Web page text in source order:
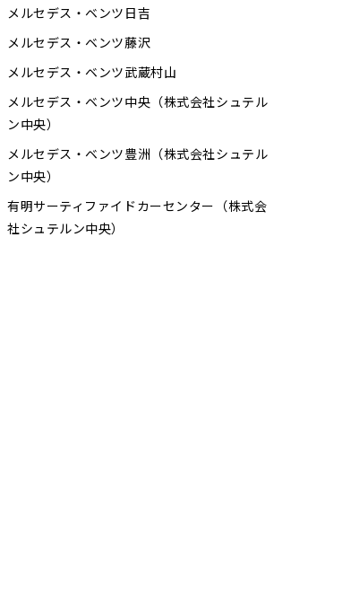
メルセデス・ベンツ日吉
メルセデス・ベンツ藤沢
メルセデス・ベンツ武蔵村山
メルセデス・ベンツ中央（株式会社シュテル
ン中央）
メルセデス・ベンツ豊洲（株式会社シュテル
ン中央）
有明サーティファイドカーセンター（株式会
社シュテルン中央）